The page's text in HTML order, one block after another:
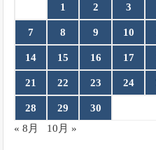
1 2 3
7 8 9 10
14 15 16 17
21 22 23 24
28 29
30
« 8月
10月 »